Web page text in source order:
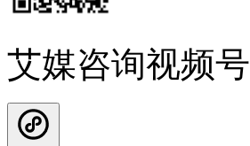
艾媒咨询视频号